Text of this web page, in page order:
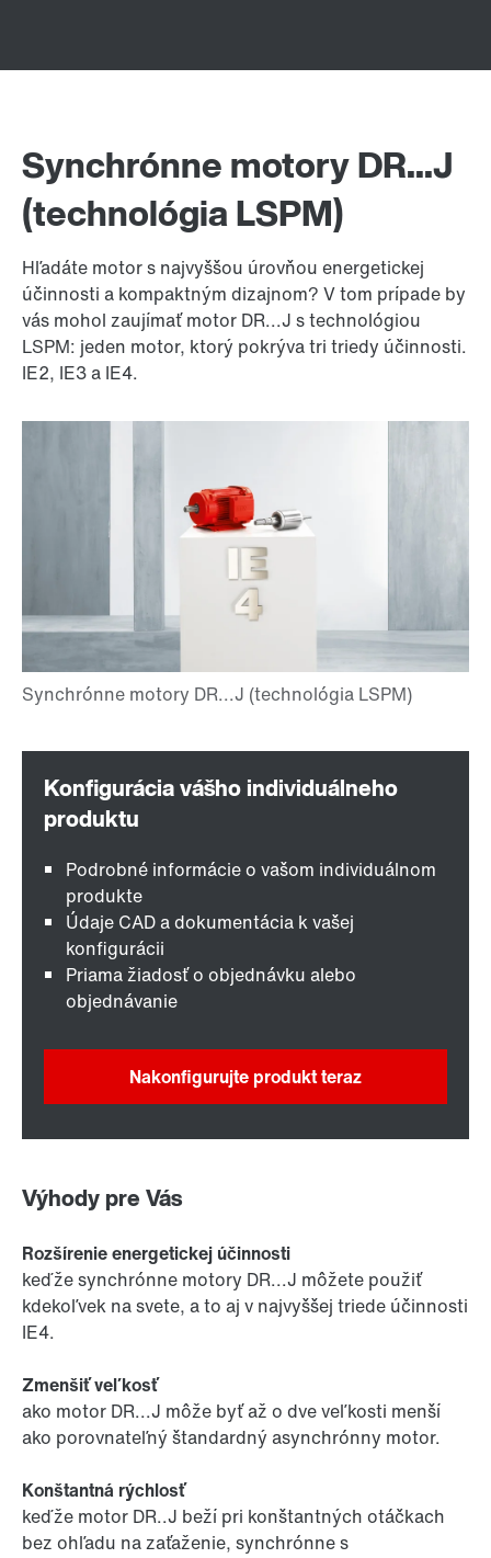
Synchrónne motory DR...J
(technológia LSPM)
Hľadáte motor s najvyššou úrovňou energetickej
účinnosti a kompaktným dizajnom? V tom prípade by
vás mohol zaujímať motor DR...J s technológiou
LSPM: jeden motor, ktorý pokrýva tri triedy účinnosti.
IE2, IE3 a IE4.
Podrobné informácie o vašom individuálnom
produkte
Údaje CAD a dokumentácia k vašej
konfigurácii
Priama žiadosť o objednávku alebo
objednávanie
Nakonfigurujte produkt teraz
Výhody pre Vás
Rozšírenie energetickej účinnosti
keďže synchrónne motory DR...J môžete použiť
kdekoľvek na svete, a to aj v najvyššej triede účinnosti
IE4.
Zmenšiť veľkosť
ako motor DR...J môže byť až o dve veľkosti menší
ako porovnateľný štandardný asynchrónny motor.
Konštantná rýchlosť
keďže motor DR..J beží pri konštantných otáčkach
bez ohľadu na zaťaženie, synchrónne s